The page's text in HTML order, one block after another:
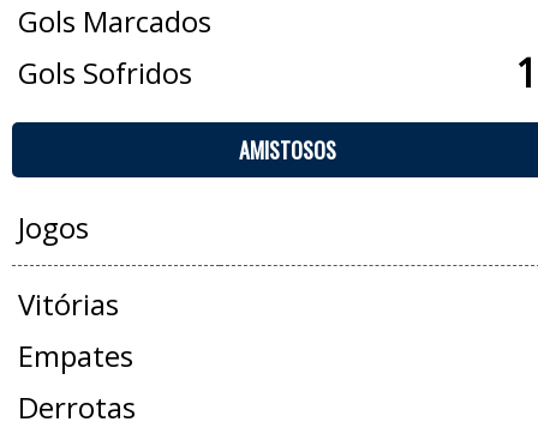
Gols Marcados
Gols Sofridos
AMISTOSOS
Jogos
Vitórias
Empates
Derrotas